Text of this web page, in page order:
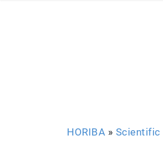
HORIBA » Scientific